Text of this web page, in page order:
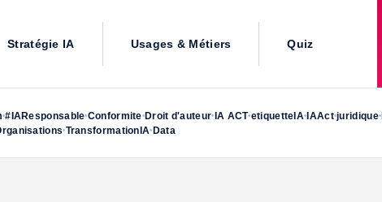
Stratégie IA Usages & Métiers Quiz
•#IAResponsable•Conformite• Droit d'auteur• IA ACT•etiquetteIA• IAAct•juridique•
•TransformationIA• Data